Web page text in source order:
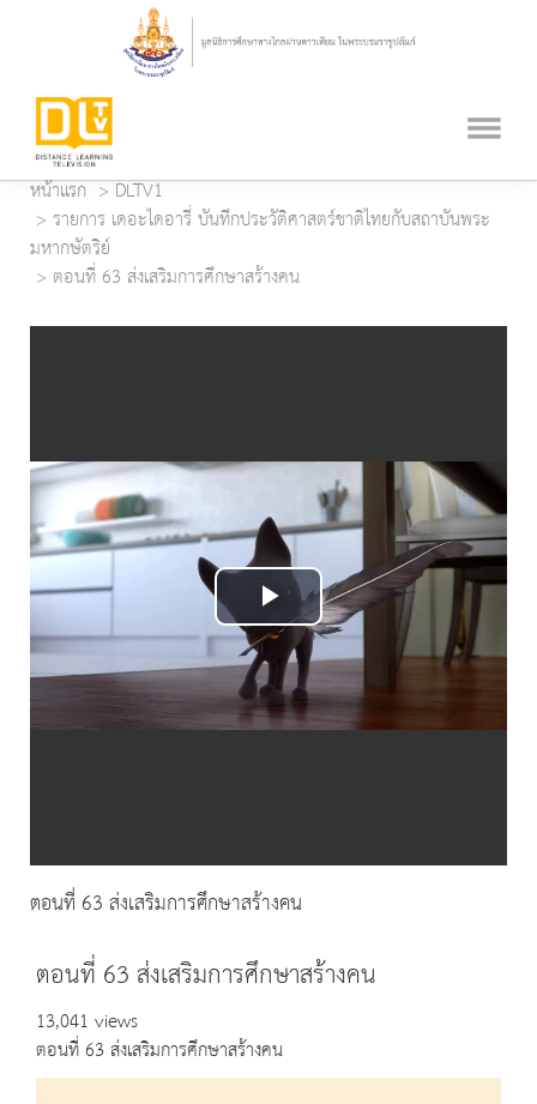
หน้าแรก
DLTV1
รายการ เดอะไดอารี่ บันทึกประวัติศาสตร์ชาติไทยกับสถาบันพระ
มหากษัตริย์
ตอนที่ 63 ส่งเสริมการศึกษาสร้างคน
Play
Video
ตอนที่ 63 ส่งเสริมการศึกษาสร้างคน
ตอนที่ 63 ส่งเสริมการศึกษาสร้างคน
13,041 views
ตอนที่ 63 ส่งเสริมการศึกษาสร้างคน